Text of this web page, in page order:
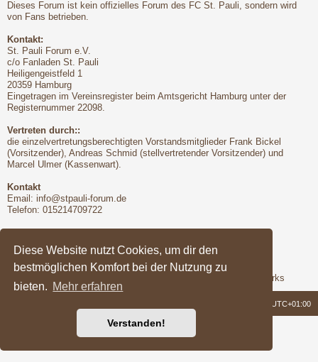
Diese Website nutzt Cookies, um dir den
bestmöglichen Komfort bei der Nutzung zu
bieten. Mehr erfahren
Verstanden!
Dieses Forum ist kein offizielles Forum des FC St. Pauli, sondern wird
von Fans betrieben.
Kontakt:
St. Pauli Forum e.V.
c/o Fanladen St. Pauli
Heiligengeistfeld 1
20359 Hamburg
Eingetragen im Vereinsregister beim Amtsgericht Hamburg unter der
Registernummer 22098.
Vertreten durch::
die einzelvertretungsberechtigten Vorstandsmitglieder Frank Bickel
(Vorsitzender), Andreas Schmid (stellvertretender Vorsitzender) und
Marcel Ulmer (Kassenwart).
Kontakt
Email: info@stpauli-forum.de
Telefon: 015214709722
Hinsichtlich der Nutzungsbedingungen gilt unser Disclaimer
Support
Das Forum wird freundlicherweise unterstützt von Q-MEX Networks
UTC+01:00
Powered byphpBB® Forum Software © phpBB Limited